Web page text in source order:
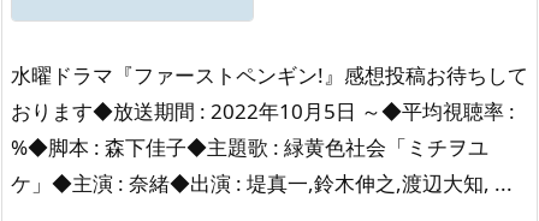
水曜ドラマ『ファーストペンギン!』感想投稿お待ちして
おります◆放送期間 : 2022年10月5日 ～◆平均視聴率 :
%◆脚本 : 森下佳子◆主題歌 : 緑黄色社会「ミチヲユ
ケ」◆主演 : 奈緒◆出演 : 堤真一,鈴木伸之,渡辺大知, ...